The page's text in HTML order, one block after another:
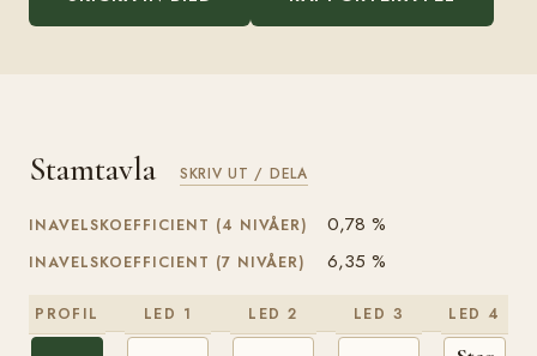
Stamtavla SKRIV UT / DELA
INAVELSKOEFFICIENT (4 NIVÅER) 0,78 %
INAVELSKOEFFICIENT (7 NIVÅER) 6,35 %
PROFIL LED 1 LED 2 LED 3 LED 4